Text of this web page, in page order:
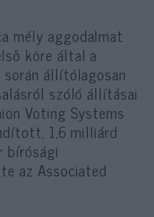
mély aggodalmat
köre által a
állítólagosan
szóló állításai
Voting Systems
1,6 milliárd
bírósági
az Associated